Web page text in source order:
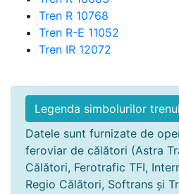
Tren R 10768
Tren R-E 11052
Tren IR 12072
Legenda simbolurilor
Datele sunt furnizate de
feroviar de călători (Astra
Călători, Ferotrafic TFI,
Regio Călători, Softrans și